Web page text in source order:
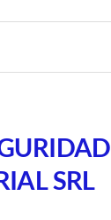
SRL